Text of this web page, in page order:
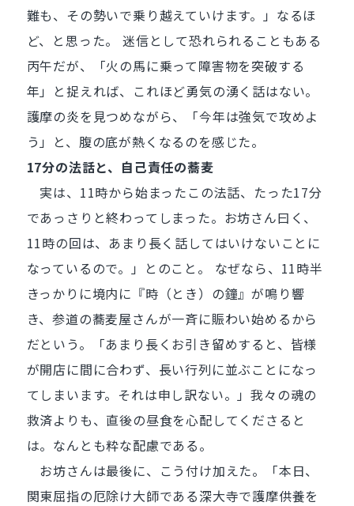
難も、その勢いで乗り越えていけます。」なるほ
ど、と思った。 迷信として恐れられることもある
丙午だが、「火の馬に乗って障害物を突破する
年」と捉えれば、これほど勇気の湧く話はない。
護摩の炎を見つめながら、「今年は強気で攻めよ
う」と、腹の底が熱くなるのを感じた。
17分の法話と、自己責任の蕎麦
実は、11時から始まったこの法話、たった17分
であっさりと終わってしまった。お坊さん曰く、
11時の回は、あまり長く話してはいけないことに
なっているので。」とのこと。 なぜなら、11時半
きっかりに境内に『時（とき）の鐘』が鳴り響
き、参道の蕎麦屋さんが一斉に賑わい始めるから
だという。「あまり長くお引き留めすると、皆様
が開店に間に合わず、長い行列に並ぶことになっ
てしまいます。それは申し訳ない。」我々の魂の
救済よりも、直後の昼食を心配してくださると
は。なんとも粋な配慮である。
お坊さんは最後に、こう付け加えた。「本日、
関東屈指の厄除け大師である深大寺で護摩供養を